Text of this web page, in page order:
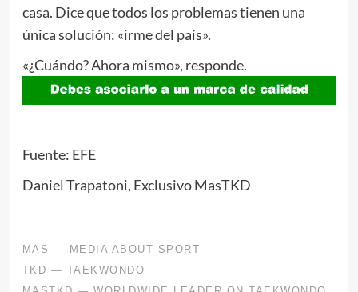
casa. Dice que todos los problemas tienen una
única solución: «irme del país».
«¿Cuándo? Ahora mismo», responde.
Fuente: EFE
Daniel Trapatoni, Exclusivo MasTKD